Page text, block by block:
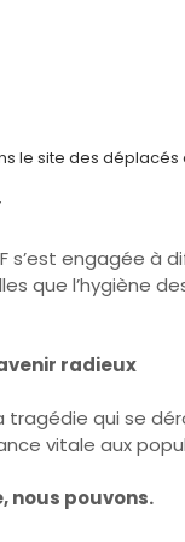
le site des déplacés
s’est engagée
que l’hygiène
radieux
qui se
vitale aux
nous pouvons.